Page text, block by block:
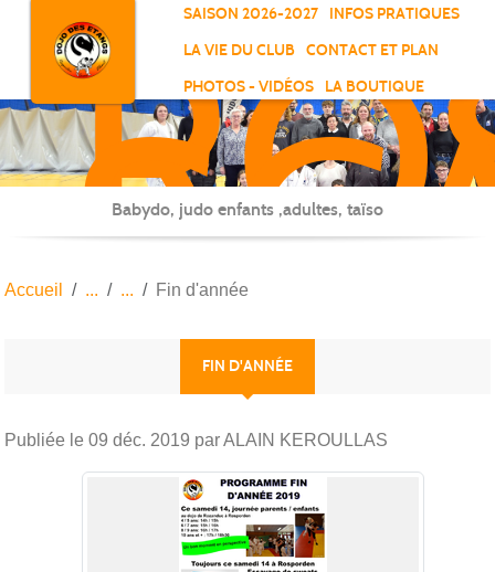
SAISON 2026-2027
INFOS PRATIQUES
LA VIE DU CLUB
CONTACT ET PLAN
PHOTOS - VIDÉOS
LA BOUTIQUE
-
-
Babydo, judo enfants ,adultes, taïso
Accueil Fin d'année
FIN D'ANNÉE
Publiée le 09 déc. 2019 par ALAIN KEROULLAS
Panneau de gestion des cookies